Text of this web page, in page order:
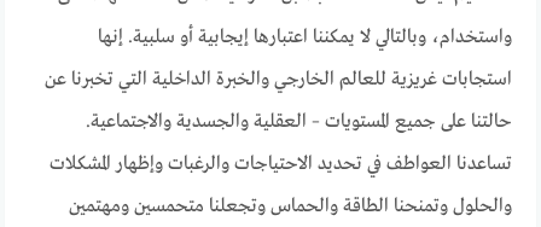
واستخدام، وبالتالي لا يمكننا اعتبارها إيجابية أو سلبية. إنها
استجابات غريزية للعالم الخارجي والخبرة الداخلية التي تخبرنا عن
حالتنا على جميع المستويات – العقلية والجسدية والاجتماعية.
تساعدنا العواطف في تحديد الاحتياجات والرغبات وإظهار المشكلات
والحلول وتمنحنا الطاقة والحماس وتجعلنا متحمسين ومهتمين